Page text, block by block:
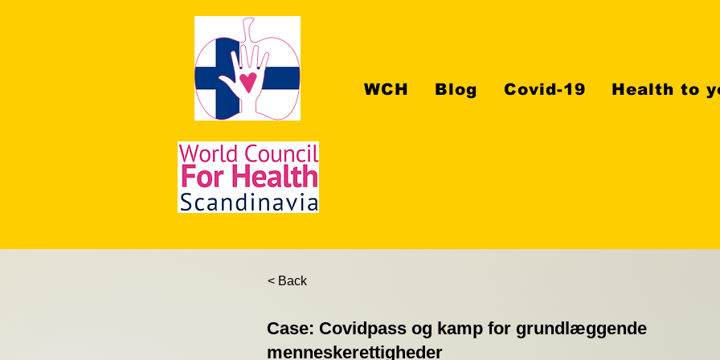
WCH Blog Covid-19 Health to
< Back
Case: Covidpass og kamp for grundlæggende
menneskerettigheder